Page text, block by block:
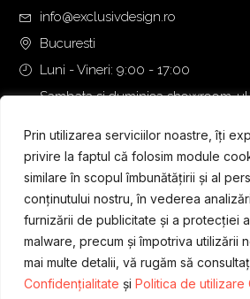
Prin utilizarea serviciilor noastre, îți
privire la faptul că folosim module
similare în scopul îmbunătățirii și al
conținutului nostru, în vederea
furnizării de publicitate și a protecției
malware, precum și împotriva utilizării
mai multe detalii, vă rugăm să
Confidențialitate și Politica de utilizare
info@exclusivdesign.ro
Bucuresti
Luni - Vineri: 9:00 - 17:00
Sambata si duminica showroom-